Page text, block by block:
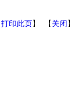
打印此页】 【 关闭 】